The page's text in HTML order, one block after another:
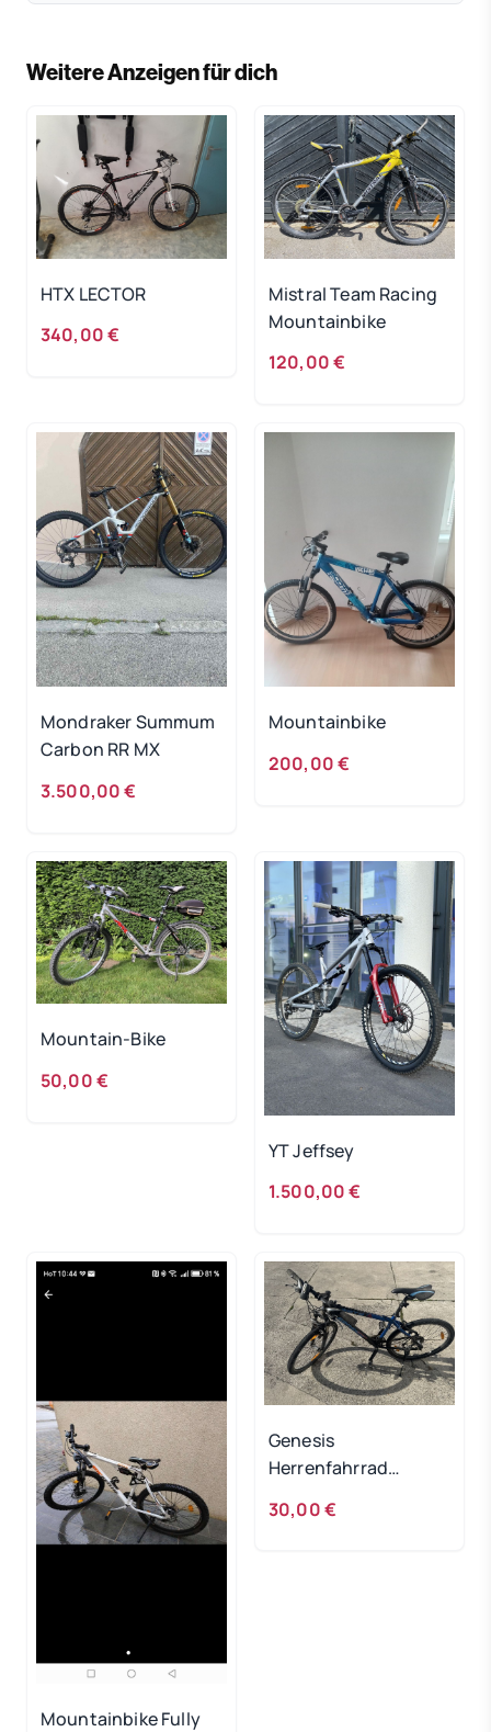
Weitere Anzeigen für dich
HTX LECTOR
340,00 €
Mistral Team Racing
Mountainbike
120,00 €
Mondraker Summum
Carbon RR MX
3.500,00 €
Mountainbike
200,00 €
Mountain-Bike
50,00 €
YT Jeffsey
1.500,00 €
Mountainbike Fully
Genesis
Herrenfahrrad
30,00 €